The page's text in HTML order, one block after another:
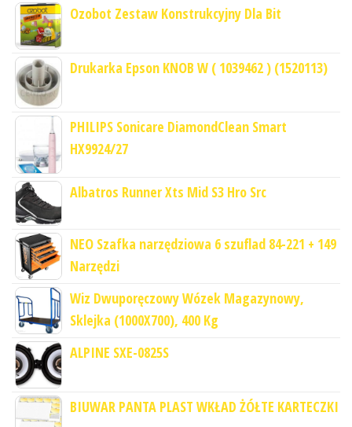
Ozobot Zestaw Konstrukcyjny Dla Bit
Drukarka Epson KNOB W ( 1039462 ) (1520113)
PHILIPS Sonicare DiamondClean Smart
HX9924/27
Albatros Runner Xts Mid S3 Hro Src
NEO Szafka narzędziowa 6 szuflad 84-221 + 149
Narzędzi
Wiz Dwuporęczowy Wózek Magazynowy,
Sklejka (1000X700), 400 Kg
ALPINE SXE-0825S
BIUWAR PANTA PLAST WKŁAD ŻÓŁTE KARTECZKI